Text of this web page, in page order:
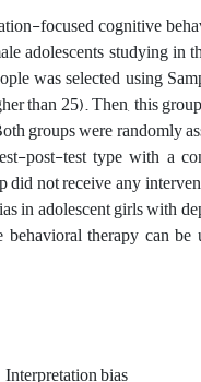
focused cognitive
adolescents studying in
was selected using
than 25).Then, this
groups were randomly
post-test type with a
not receive any
in adolescent girls with
therapy can
Interpretation bias